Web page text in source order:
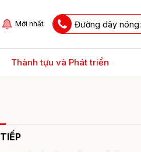
Mới nhất Đường dây nóng:
Thành tựu và Phát triển